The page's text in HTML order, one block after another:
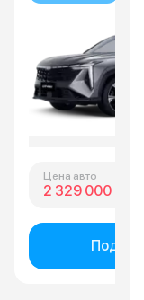
Цена авто
2 329 000 ₽